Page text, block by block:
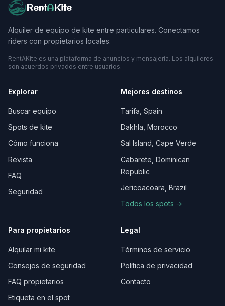
RentAKite
Alquiler de equipo de kite entre particulares. Conectamos
riders con propietarios locales.
RentAKite es una plataforma de anuncios y mensajería. Los alquileres
son acuerdos privados entre usuarios.
Explorar
Buscar equipo
Spots de kite
Cómo funciona
Revista
FAQ
Seguridad
Mejores destinos
Tarifa, Spain
Dakhla, Morocco
Sal Island, Cape Verde
Cabarete, Dominican
Republic
Jericoacoara, Brazil
Todos los spots →
Para propietarios
Alquilar mi kite
Consejos de seguridad
FAQ propietarios
Etiqueta en el spot
Legal
Términos de servicio
Política de privacidad
Contacto